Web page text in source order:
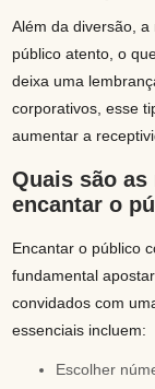
Além da diversão,
público atento, o
deixa uma
corporativos, esse
aumentar a
Quais são
encantar o
Encantar o público
fundamental
convidados com
essenciais incluem:
Escolher